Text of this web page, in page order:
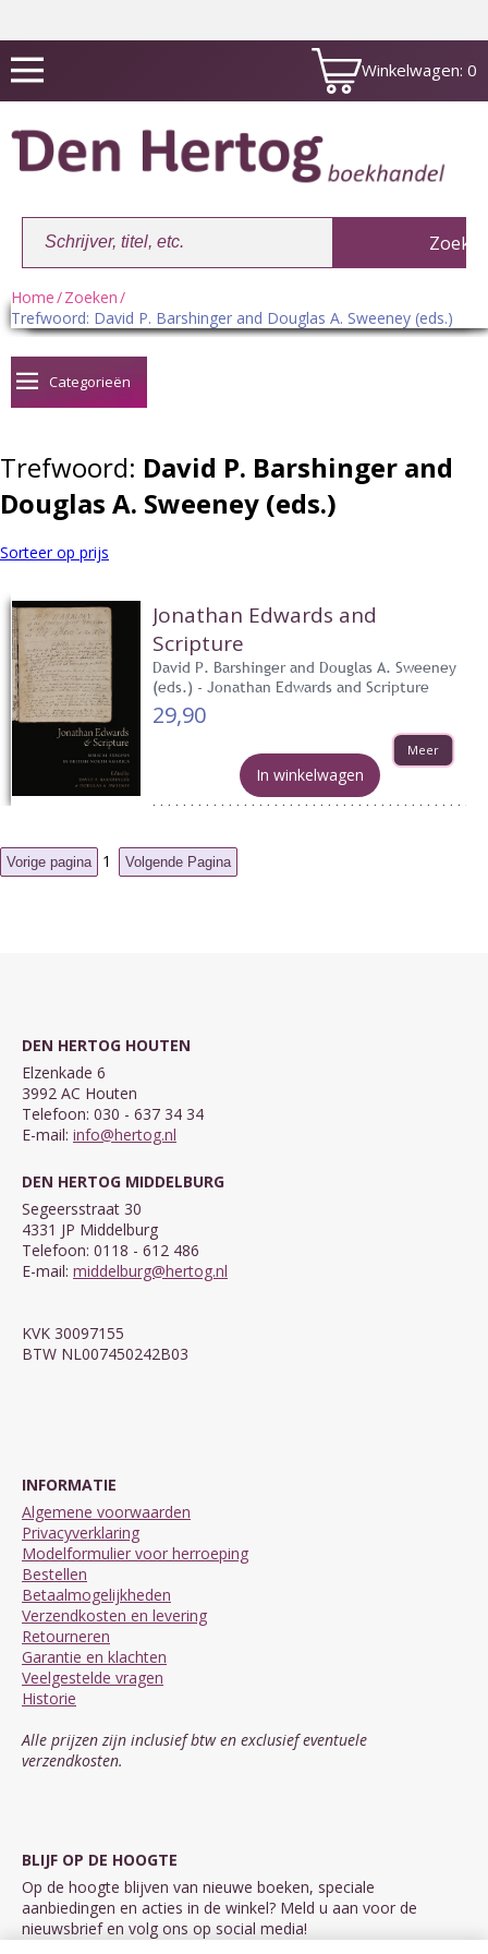
Winkelwagen: 0
Winkelwagen:0
Home/Zoeken/
Trefwoord: David P. Barshinger and Douglas A. Sweeney (eds.)
Categorieën
Trefwoord: David P. Barshinger and
Douglas A. Sweeney (eds.)
Sorteer op prijs
Jonathan Edwards and
Scripture
David P. Barshinger and Douglas A. Sweeney
(eds.) - Jonathan Edwards and Scripture
29,90
Meer
In winkelwagen
1
DEN HERTOG HOUTEN
Elzenkade 6
3992 AC Houten
Telefoon: 030 - 637 34 34
E-mail: info@hertog.nl
DEN HERTOG MIDDELBURG
Segeersstraat 30
4331 JP Middelburg
Telefoon: 0118 - 612 486
E-mail: middelburg@hertog.nl
KVK 30097155
BTW NL007450242B03
INFORMATIE
Algemene voorwaarden
Privacyverklaring
Modelformulier voor herroeping
Bestellen
Betaalmogelijkheden
Verzendkosten en levering
Retourneren
Garantie en klachten
Veelgestelde vragen
Historie
Alle prijzen zijn inclusief btw en exclusief eventuele
verzendkosten.
BLIJF OP DE HOOGTE
Op de hoogte blijven van nieuwe boeken, speciale
aanbiedingen en acties in de winkel? Meld u aan voor de
nieuwsbrief en volg ons op social media!